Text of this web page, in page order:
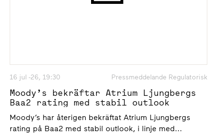
16 jul -26, 19:30 Pressmeddelande Regulatorisk
Moody’s bekräftar Atrium Ljungbergs
Baa2 rating med stabil outlook
Moody’s har återigen bekräftat Atrium Ljungbergs
rating på Baa2 med stabil outlook, i linje med...